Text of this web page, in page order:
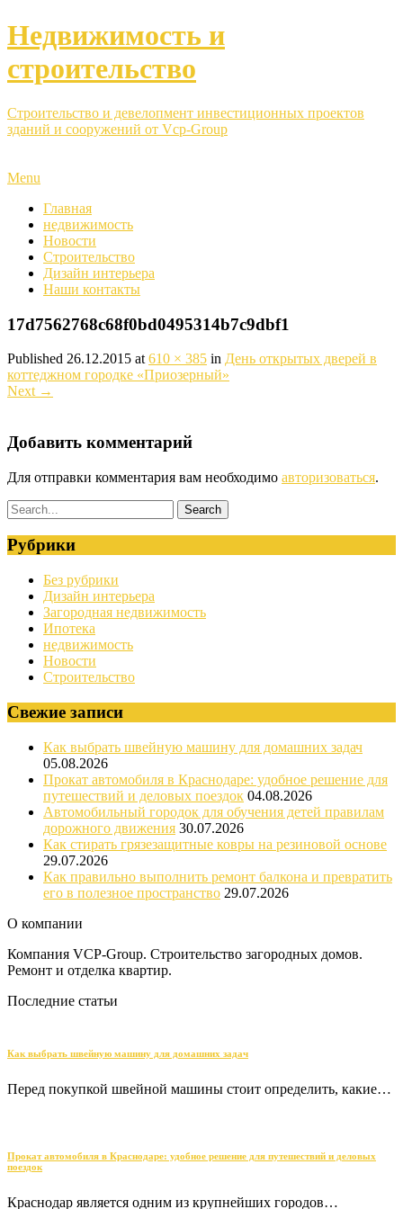
Недвижимость и
строительство
Строительство и девелопмент инвестиционных проектов
зданий и сооружений от Vcp-Group
Menu
Главная
недвижимость
Новости
Строительство
Дизайн интерьера
Наши контакты
17d7562768c68f0bd0495314b7c9dbf1
Published 26.12.2015 at 610 × 385 in День открытых дверей в
коттеджном городке «Приозерный»
Next →
Добавить комментарий
Для отправки комментария вам необходимо авторизоваться.
Рубрики
Без рубрики
Дизайн интерьера
Загородная недвижимость
Ипотека
недвижимость
Новости
Строительство
Свежие записи
Как выбрать швейную машину для домашних задач
05.08.2026
Прокат автомобиля в Краснодаре: удобное решение для
путешествий и деловых поездок 04.08.2026
Автомобильный городок для обучения детей правилам
дорожного движения 30.07.2026
Как стирать грязезащитные ковры на резиновой основе
29.07.2026
Как правильно выполнить ремонт балкона и превратить
его в полезное пространство 29.07.2026
О компании
Компания VCP-Group. Строительство загородных домов.
Ремонт и отделка квартир.
Последние статьи
Как выбрать швейную машину для домашних задач
Перед покупкой швейной машины стоит определить, какие…
Прокат автомобиля в Краснодаре: удобное решение для путешествий и деловых
поездок
Краснодар является одним из крупнейших городов…